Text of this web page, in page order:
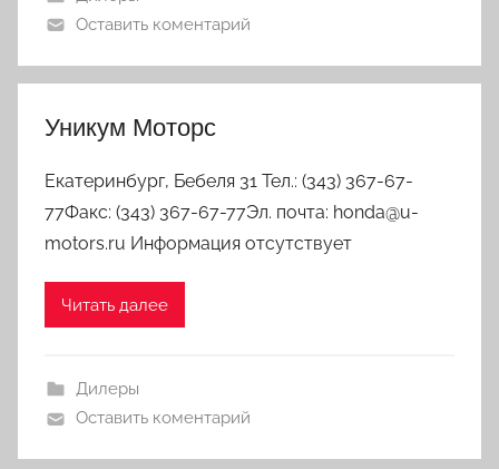
Оставить коментарий
Уникум Моторс
Екатеринбург, Бебеля 31 Тел.: (343) 367-67-
77Факс: (343) 367-67-77Эл. почта: honda@u-
motors.ru Информация отсутствует
Читать далее
Дилеры
Оставить коментарий